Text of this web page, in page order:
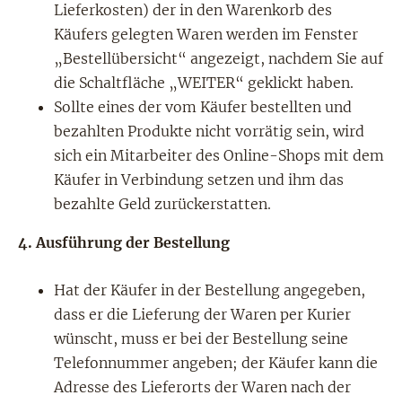
Lieferkosten) der in den Warenkorb des
Käufers gelegten Waren werden im Fenster
„Bestellübersicht“ angezeigt, nachdem Sie auf
die Schaltfläche „WEITER“ geklickt haben.
Sollte eines der vom Käufer bestellten und
bezahlten Produkte nicht vorrätig sein, wird
sich ein Mitarbeiter des Online-Shops mit dem
Käufer in Verbindung setzen und ihm das
bezahlte Geld zurückerstatten.
4. Ausführung der Bestellung
Hat der Käufer in der Bestellung angegeben,
dass er die Lieferung der Waren per Kurier
wünscht, muss er bei der Bestellung seine
Telefonnummer angeben; der Käufer kann die
Adresse des Lieferorts der Waren nach der